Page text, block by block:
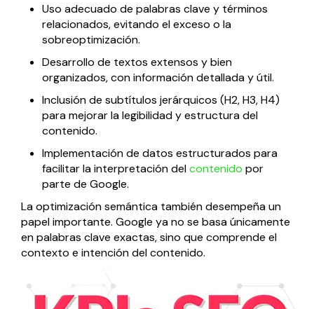
Uso adecuado de palabras clave y términos
relacionados, evitando el exceso o la
sobreoptimización.
Desarrollo de textos extensos y bien
organizados, con información detallada y útil.
Inclusión de subtítulos jerárquicos (H2, H3, H4)
para mejorar la legibilidad y estructura del
contenido.
Implementación de datos estructurados para
facilitar la interpretación delcontenido por
parte de Google.
La optimización semántica también desempeña un
papel importante. Google ya no se basa únicamente
en palabras clave exactas, sino que comprende el
contexto e intención del contenido.